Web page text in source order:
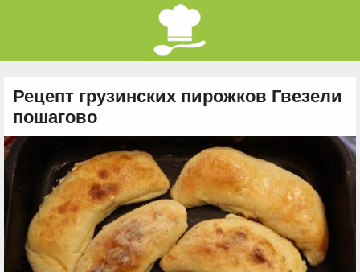
Рецепт грузинских пирожков Гвезели
пошагово